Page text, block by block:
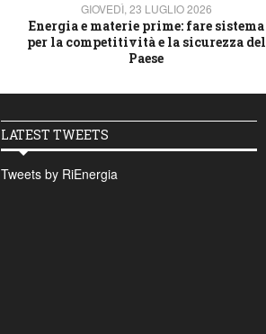
GIOVEDÌ, 23 LUGLIO 2026
Energia e materie prime: fare sistema
per la competitività e la sicurezza del
Paese
LATEST TWEETS
Tweets by RiEnergia